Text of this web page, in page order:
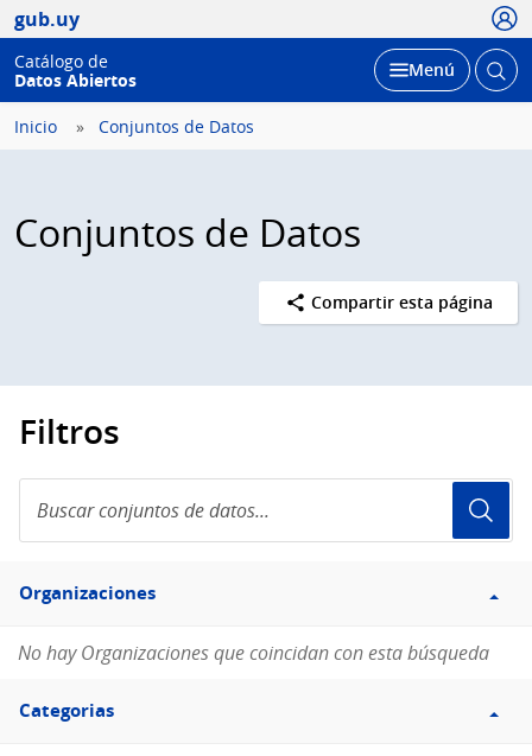
gub.uy
Catálogo de
Datos Abiertos
Desplegar
Menú Abrir
Inicio Conjuntos de Datos
Conjuntos de Datos
Compartir esta página
Filtros
conjuntos
de
Filtro
Organizaciones
Organizaciones
No hay Organizaciones que coincidan con esta búsqueda
Filtro
Categorias
Categorias